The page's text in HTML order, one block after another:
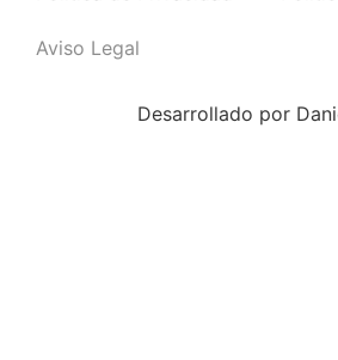
Aviso Legal
Desarrollado por